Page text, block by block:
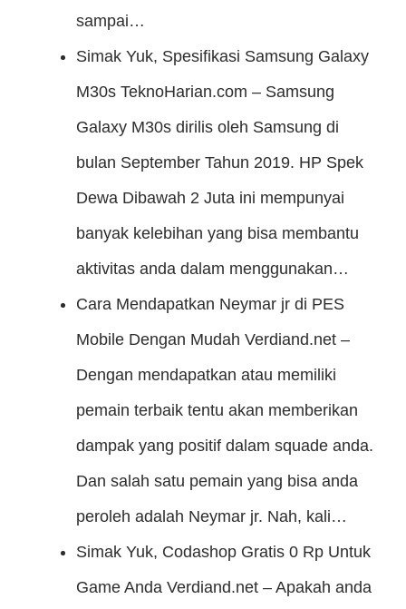
sampai…
Simak Yuk, Spesifikasi Samsung Galaxy
M30s TeknoHarian.com – Samsung
Galaxy M30s dirilis oleh Samsung di
bulan September Tahun 2019. HP Spek
Dewa Dibawah 2 Juta ini mempunyai
banyak kelebihan yang bisa membantu
aktivitas anda dalam menggunakan…
Cara Mendapatkan Neymar jr di PES
Mobile Dengan Mudah Verdiand.net –
Dengan mendapatkan atau memiliki
pemain terbaik tentu akan memberikan
dampak yang positif dalam squade anda.
Dan salah satu pemain yang bisa anda
peroleh adalah Neymar jr. Nah, kali…
Simak Yuk, Codashop Gratis 0 Rp Untuk
Game Anda Verdiand.net – Apakah anda